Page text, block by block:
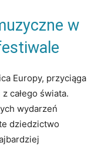
w
Europy, przyciąga
całego świata.
wydarzeń‍
dziedzictwo